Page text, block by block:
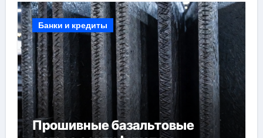
Банки и кредиты
Прошивные базальтовые